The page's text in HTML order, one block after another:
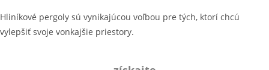
Hliníkové pergoly sú vynikajúcou voľbou pre tých, ktorí chcú
vylepšiť svoje vonkajšie priestory.